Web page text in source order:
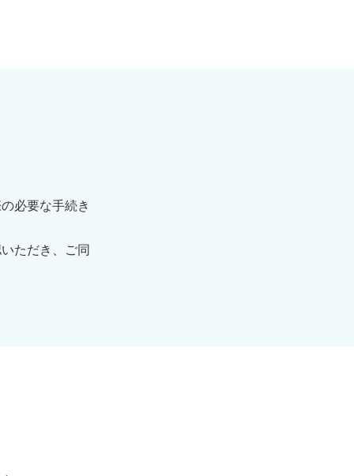
必要な手続き
ただき、ご同